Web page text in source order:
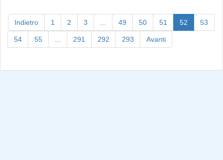
Indietro 1 2 3 49 50 51 52 (current)
53
54 55 291 292 293 Avanti